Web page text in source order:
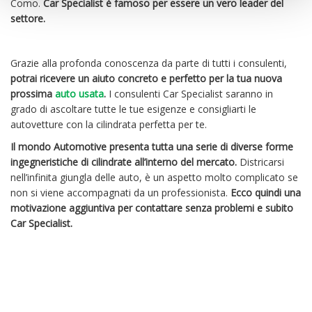
Como. Car Specialist è famoso per essere un vero leader del
settore.
Grazie alla profonda conoscenza da parte di tutti i consulenti,
potrai ricevere un aiuto concreto e perfetto per la tua nuova
prossima auto usata. I consulenti Car Specialist saranno in
grado di ascoltare tutte le tue esigenze e consigliarti le
autovetture con la cilindrata perfetta per te.
Il mondo Automotive presenta tutta una serie di diverse forme
ingegneristiche di cilindrate all’interno del mercato. Districarsi
nell’infinita giungla delle auto, è un aspetto molto complicato se
non si viene accompagnati da un professionista. Ecco quindi una
motivazione aggiuntiva per contattare senza problemi e subito
Car Specialist.